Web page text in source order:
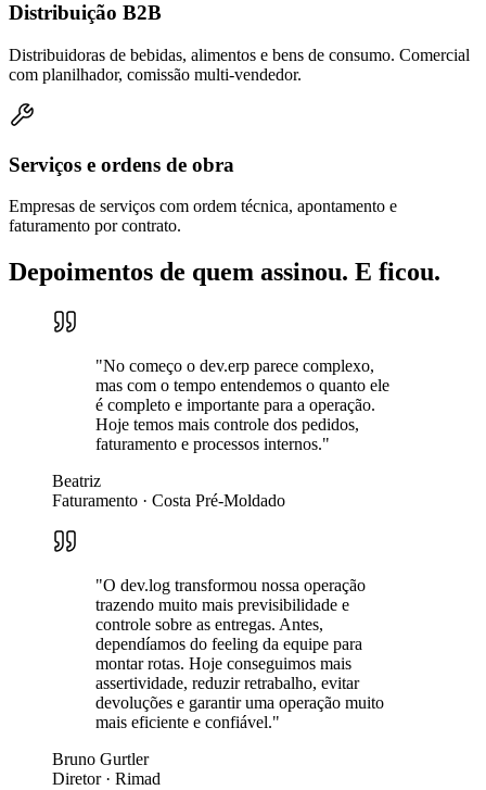
Distribuição B2B
Distribuidoras de bebidas, alimentos e bens de consumo. Comercial
com planilhador, comissão multi-vendedor.
Serviços e ordens de obra
Empresas de serviços com ordem técnica, apontamento e
faturamento por contrato.
Depoimentos de quem assinou. E ficou.
"No começo o dev.erp parece complexo,
mas com o tempo entendemos o quanto ele
é completo e importante para a operação.
Hoje temos mais controle dos pedidos,
faturamento e processos internos."
Beatriz
Faturamento · Costa Pré-Moldado
"O dev.log transformou nossa operação
trazendo muito mais previsibilidade e
controle sobre as entregas. Antes,
dependíamos do feeling da equipe para
montar rotas. Hoje conseguimos mais
assertividade, reduzir retrabalho, evitar
devoluções e garantir uma operação muito
mais eficiente e confiável."
Bruno Gurtler
Diretor· Rimad